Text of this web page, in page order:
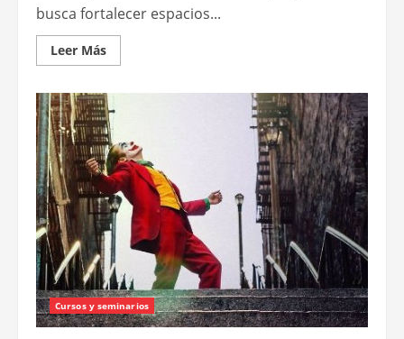
busca fortalecer espacios...
Leer MásLeer
más
Adrián
Caetano
encabeza
las
actividades
de
fomento
a
festivales
de
cine
bonaerenses
Cursos y seminarios